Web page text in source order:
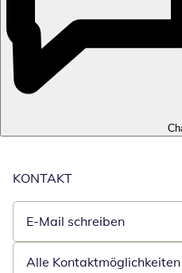
KONTAKT
E-Mail schreiben
Öffnet E-Mail-Client
Alle Kontaktmöglichkeiten